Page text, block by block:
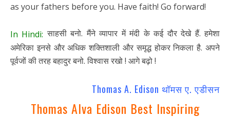
as your fathers before you. Have faith! Go forward!
In Hindi: साहसी बनो. मैंने व्यापार में मंदी के कई दौर देखे हैं. हमेशा
अमेरिका इनसे और अधिक शक्तिशाली और समृद्ध होकर निकला है. अपने
पूर्वजों की तरह बहादुर बनो. विश्वास रखो ! आगे बढ़ो !
Thomas A. Edison थॉमस ए. एडीसन
Thomas Alva Edison Best Inspiring